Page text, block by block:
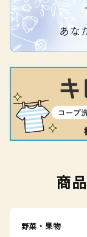
商
野菜・果物